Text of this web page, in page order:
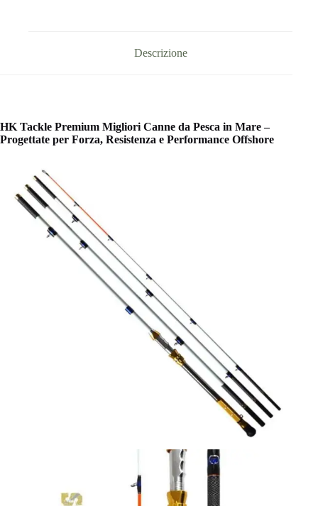
Descrizione
HK Tackle Premium Migliori Canne da Pesca in Mare –
Progettate per Forza, Resistenza e Performance Offshore